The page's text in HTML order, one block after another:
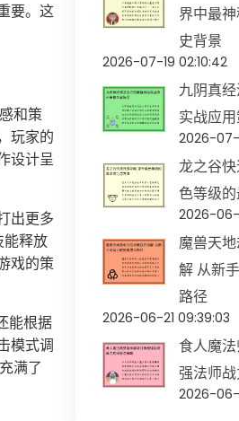
要。这
和策
玩家的
设计呈
出更多
能释放
戏的策
能根据
模式调
满了
界中最
史背景
2026-07-19 02:10:42
九阴真
实战应
2026-07-
龙之谷
色等级
2026-06-
魔兽天
解 从新
路径
2026-06-21 09:39:03
食人魔
强法师
2026-06-